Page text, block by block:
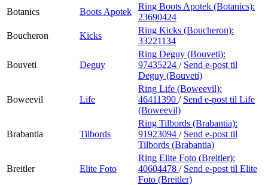
Botanics
Boots Apotek
Ring Boots Apotek (Botanics):
23690424
Boucheron
Kicks
Ring Kicks (Boucheron):
33221134
Bouveti Deguy
Ring Deguy (Bouveti):
97435224 / Send e-post til
Deguy (Bouveti)
Boweevil Life
Ring Life (Boweevil):
46411390 / Send e-post til Life
(Boweevil)
Brabantia Tilbords
Ring Tilbords (Brabantia):
91923094 / Send e-post til
Tilbords (Brabantia)
Breitler Elite Foto
Ring Elite Foto (Breitler):
40604478 / Send e-post til Elite
Foto (Breitler)